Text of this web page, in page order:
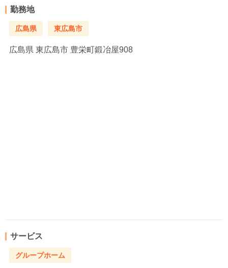
勤務地
広島県 東広島市
広島県 東広島市 豊栄町鍛冶屋908
サービス
グループホーム